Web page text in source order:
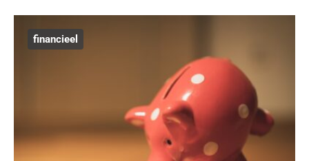
financieel